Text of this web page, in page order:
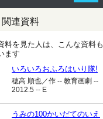
関連資料
料を見た人は、こんな資料も
ます
いろいろおふろはいり隊!
穂高 順也／作 -- 教育画劇 --
2012.5 -- E
うみの100かいだてのいえ